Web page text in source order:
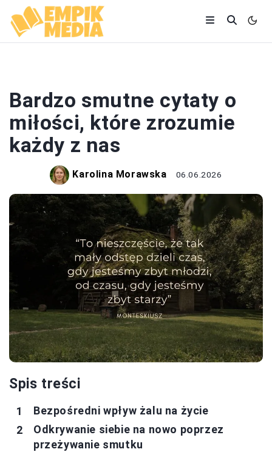
Bardzo smutne cytaty o
miłości, które zrozumie
każdy z nas
Karolina Morawska 06.06.2026
Spis treści
Bezpośredni wpływ żalu na życie
Odkrywanie siebie na nowo poprzez
przeżywanie smutku